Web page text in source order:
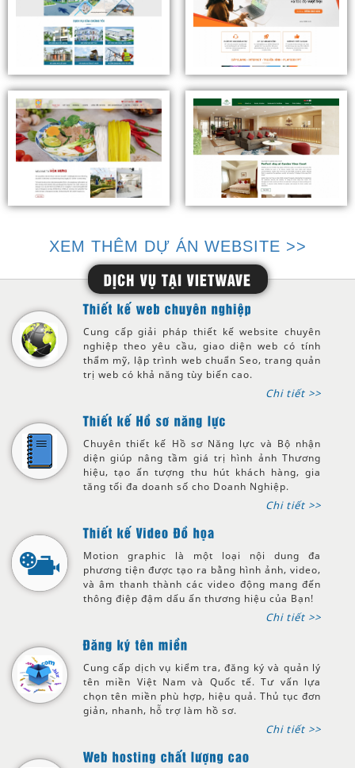
XEM THÊM DỰ ÁN WEBSITE >>
Cung cấp giải pháp thiết kế website chuyên
nghiệp theo yêu cầu, giao diện web có tính
thẩm mỹ, lập trình web chuẩn Seo, trang quản
trị web có khả năng tùy biến cao.
Chi tiết >>
Chuyên thiết kế Hồ sơ Năng lực và Bộ nhận
diện giúp nâng tầm giá trị hình ảnh Thương
hiệu, tạo ấn tượng thu hút khách hàng, gia
tăng tối đa doanh số cho Doanh Nghiệp.
Chi tiết >>
Motion graphic là một loại nội dung đa
phương tiện được tạo ra bằng hình ảnh, video,
và âm thanh thành các video động mang đến
thông điệp đậm dấu ấn thương hiệu của Bạn!
Chi tiết >>
Cung cấp dịch vụ kiểm tra, đăng ký và quản lý
tên miền Việt Nam và Quốc tế. Tư vấn lựa
chọn tên miền phù hợp, hiệu quả. Thủ tục đơn
giản, nhanh, hỗ trợ làm hồ sơ.
Chi tiết >>